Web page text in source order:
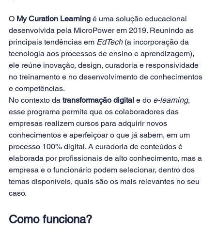
O My Curation Learning é uma solução educacional
desenvolvida pela MicroPower em 2019. Reunindo as
principais tendências em EdTech (a incorporação da
tecnologia aos processos de ensino e aprendizagem),
ele reúne inovação, design, curadoria e responsividade
no treinamento e no desenvolvimento de conhecimentos
e competências.
No contexto da transformação digital e do e-learning,
esse programa permite que os colaboradores das
empresas realizem cursos para adquirir novos
conhecimentos e aperfeiçoar o que já sabem, em um
processo 100% digital. A curadoria de conteúdos é
elaborada por profissionais de alto conhecimento, mas a
empresa e o funcionário podem selecionar, dentro dos
temas disponíveis, quais são os mais relevantes no seu
caso.
Como funciona?